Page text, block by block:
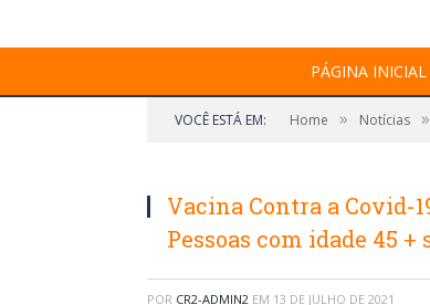
PÁGINA INICIAL
VOCÊ ESTÁ EM: Home » Notícias »
Vacina Contra a Covid-
Pessoas com idade 45 +
POR CR2-ADMIN2 EM 13 DE JULHO DE 2021